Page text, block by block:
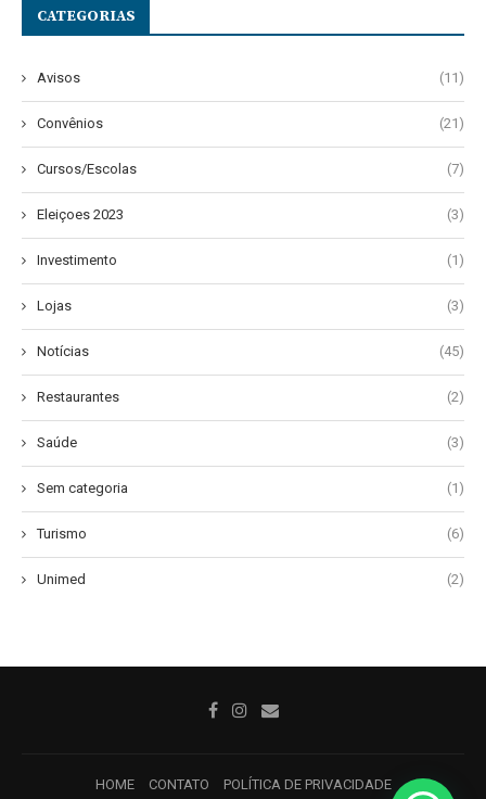
CATEGORIAS
Avisos (11)
Convênios (21)
Cursos/Escolas (7)
Eleiçoes 2023 (3)
Investimento (1)
Lojas (3)
Notícias (45)
Restaurantes (2)
Saúde (3)
Sem categoria (1)
Turismo (6)
Unimed (2)
HOME CONTATO
POLÍTICA DE PRIVACIDADE